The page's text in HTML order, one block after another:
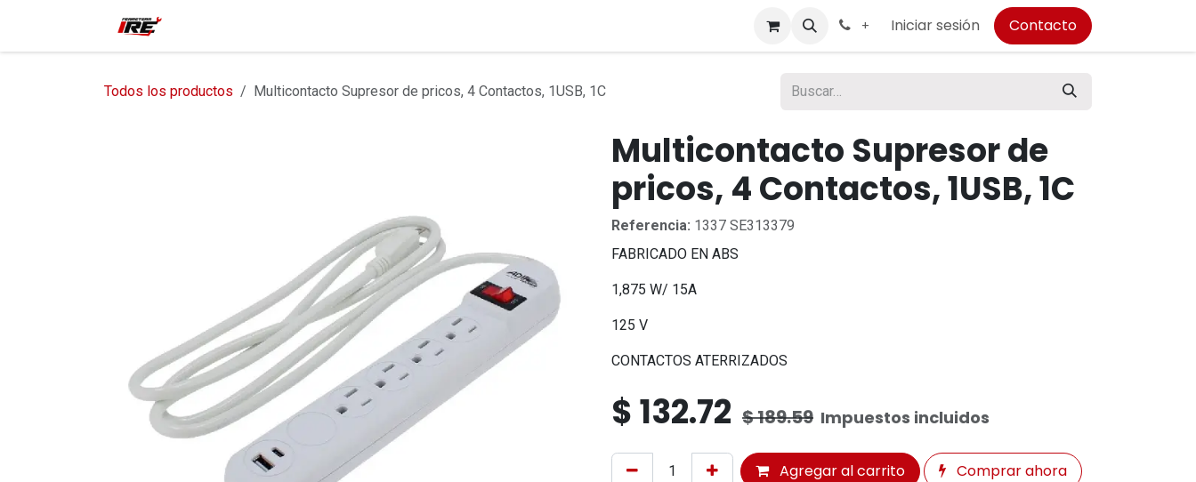
+ Iniciar sesión Contacto
Todos los productos Multicontacto Supresor de pricos, 4 Contactos, 1USB, 1C
Multicontacto Supresor de
pricos, 4 Contactos, 1USB, 1C
Referencia: 1337 SE313379
FABRICADO EN ABS
1,875 W/ 15A
125 V
CONTACTOS ATERRIZADOS
$132.72 $189.59 Impuestos incluidos
Agregar al carrito Comprar ahora